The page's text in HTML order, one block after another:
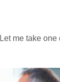
me take one